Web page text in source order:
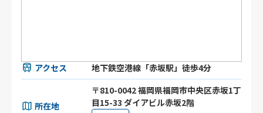
アクセス 地下鉄空港線「赤坂駅」徒歩4分
所在地
〒810-0042 福岡県福岡市中央区赤坂1丁
目15-33 ダイアビル赤坂2階